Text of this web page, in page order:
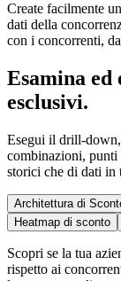
Create facilmente
dati della
con i concorrenti,
Esamina ed
esclusivi.
Esegui il drill-
combinazioni, punti
storici che di dati in
Architettura di
Heatmap di sconto
Scopri se la tua
rispetto ai